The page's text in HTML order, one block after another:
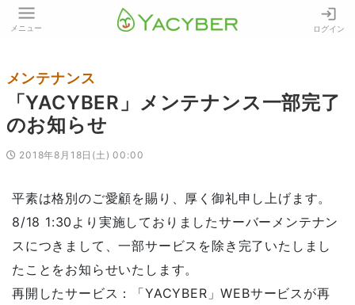
メニュー ログイン
メンテナンス
「YACYBER」メンテナンス一部完了
のお知らせ
2018年8月18日(土) 00:00
平素は格別のご愛顧を賜り、厚く御礼申し上げます。
8/18 1:30より実施しておりましたサーバーメンテナン
スにつきまして、一部サービスを除き完了いたしまし
たことをお知らせいたします。
再開したサービス：「YACYBER」WEBサービスが再